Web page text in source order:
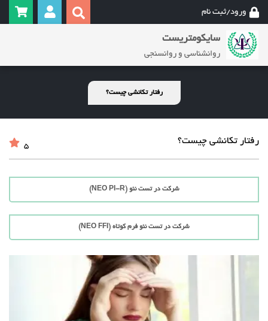
ورود/ثبت نام
سایکومتریست
روانشناسی و روانسنجی
رفتار تکانشی چیست؟
رفتار تکانشی چیست؟ 5
شرکت در تست نئو (NEO PI-R)
شرکت در تست نئو فرم کوتاه (NEO FFI)